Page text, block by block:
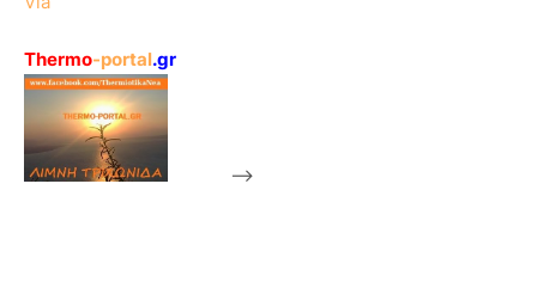
Thermo-portal.gr
-->